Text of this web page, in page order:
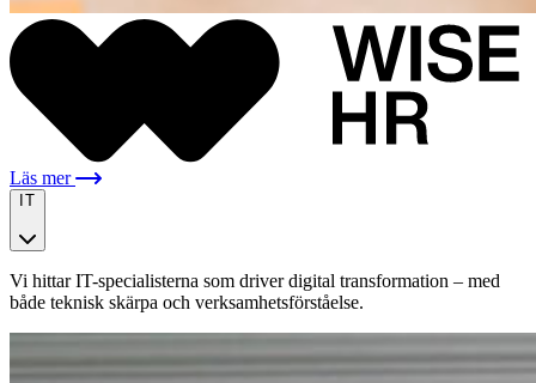
Läs mer
IT
Vi hittar IT-specialisterna som driver digital transformation – med
både teknisk skärpa och verksamhetsförståelse.